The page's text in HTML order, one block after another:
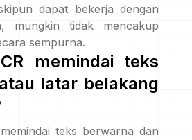
dapat bekerja dengan
mungkin tidak mencakup
sempurna.
memindai teks
latar belakang
teks berwarna dan